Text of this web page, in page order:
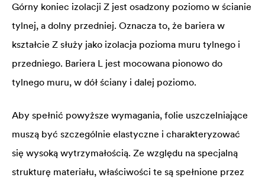
Górny koniec izolacji Z jest osadzony poziomo w ścianie
tylnej, a dolny przedniej. Oznacza to, że bariera w
kształcie Z służy jako izolacja pozioma muru tylnego i
przedniego. Bariera L jest mocowana pionowo do
tylnego muru, w dół ściany i dalej poziomo.
Aby spełnić powyższe wymagania, folie uszczelniające
muszą być szczególnie elastyczne i charakteryzować
się wysoką wytrzymałością. Ze względu na specjalną
strukturę materiału, właściwości te są spełnione przez